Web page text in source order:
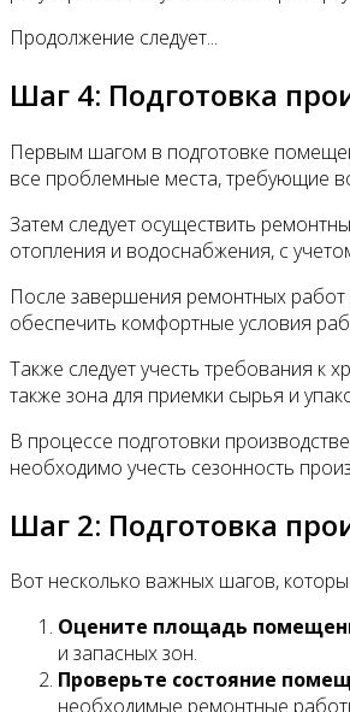
Продолжение следует...
Шаг 4: Подготовка
Первым шагом в подготовке
все проблемные места, требующие
Затем следует осуществить
отопления и водоснабжения, с
После завершения ремонтных
обеспечить комфортные условия
Также следует учесть требования к
также зона для приемки сырья и
В процессе подготовки
необходимо учесть сезонность
Шаг 2: Подготовка
Вот несколько важных шагов,
Оцените площадь
и запасных зон.
Проверьте состояние
необходимые ремонтные